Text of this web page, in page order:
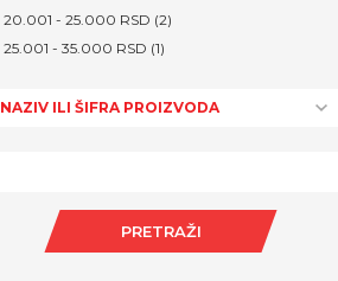
20.001 - 25.000 RSD (2)
25.001 - 35.000 RSD (1)
NAZIV ILI ŠIFRA PROIZVODA
PRETRAŽI